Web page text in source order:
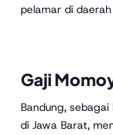
pelamar di
Gaji
Bandung,
di Jawa Barat,